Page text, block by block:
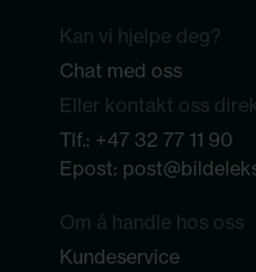
Kan vi hjelpe deg?
Chat med oss
Eller kontakt oss
Tlf.: +47 32 77 11 90
Epost:
Om å handle hos oss
Kundeservice